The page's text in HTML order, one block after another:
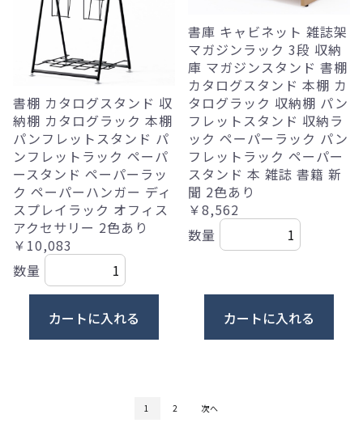
書棚 カタログスタンド 収
納棚 カタログラック 本棚
パンフレットスタンド パ
ンフレットラック ペーパ
ースタンド ペーパーラッ
ク ペーパーハンガー ディ
スプレイラック オフィス
アクセサリー 2色あり
￥10,083
数量
カートに入れる
書庫 キャビネット 雑誌架
マガジンラック 3段 収納
庫 マガジンスタンド 書棚
カタログスタンド 本棚 カ
タログラック 収納棚 パン
フレットスタンド 収納ラ
ック ペーパーラック パン
フレットラック ペーパー
スタンド 本 雑誌 書籍 新
聞 2色あり
￥8,562
数量
カートに入れる
1 2 次へ